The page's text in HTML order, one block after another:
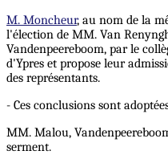
M. Moncheur, au nom de la
l'élection de MM. Van
Vandenpeereboom, par le
d'Ypres et propose leur
des représentants.
- Ces conclusions sont
MM. Malou,
serment.